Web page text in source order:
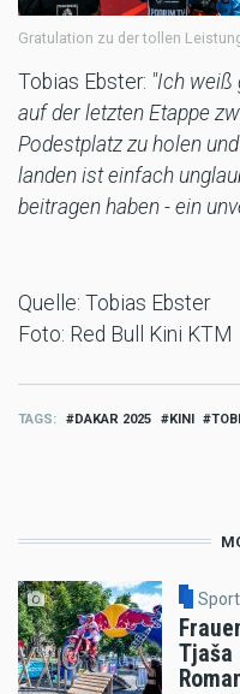
Gratulation zu der tollen
Tobias Ebster: "Ich weiß
auf der letzten Etappe
Podestplatz zu holen
landen ist einfach
beitragen haben - ein
Quelle: Tobias Ebster
Foto: Red Bull Kini KTM
TAGS DAKAR 2025 KINI
Sport
Tjaša